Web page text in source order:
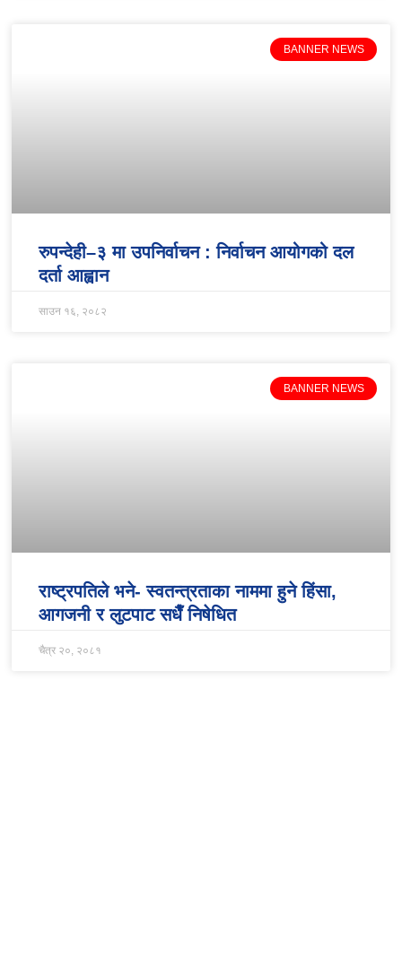
BANNER NEWS
रुपन्देही–३ मा उपनिर्वाचन : निर्वाचन आयोगको दल
दर्ता आह्वान
साउन १६, २०८२
BANNER NEWS
राष्ट्रपतिले भने- स्वतन्त्रताका नाममा हुने हिंसा,
आगजनी र लुटपाट सधैँ निषेधित
चैत्र २०, २०८१